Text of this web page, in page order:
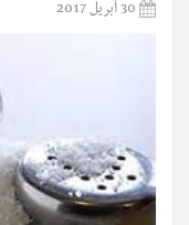
30 أبريل 2017